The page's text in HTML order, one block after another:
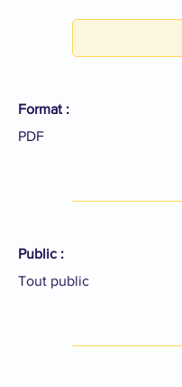
Format :
PDF
Public :
Tout public